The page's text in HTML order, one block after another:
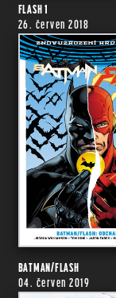
FLASH 1
26. červen 2018
BATMAN/FLASH
04. červen 2019